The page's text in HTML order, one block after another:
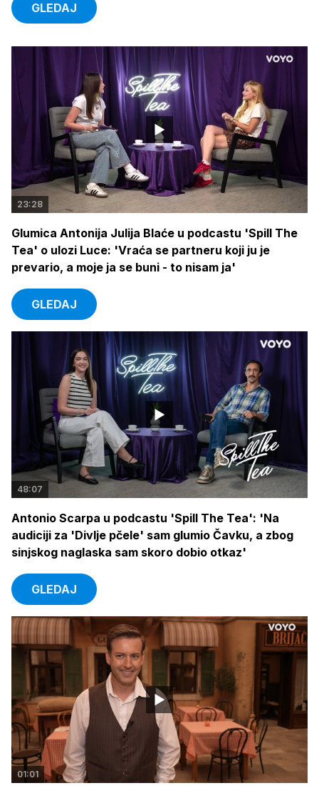
GLEDAJ
23:28
Glumica Antonija Julija Blaće u podcastu 'Spill The
Tea' o ulozi Luce: 'Vraća se partneru koji ju je
prevario, a moje ja se buni - to nisam ja'
GLEDAJ
48:07
Antonio Scarpa u podcastu 'Spill The Tea': 'Na
audiciji za 'Divlje pčele' sam glumio Čavku, a zbog
sinjskog naglaska sam skoro dobio otkaz'
GLEDAJ
01:01